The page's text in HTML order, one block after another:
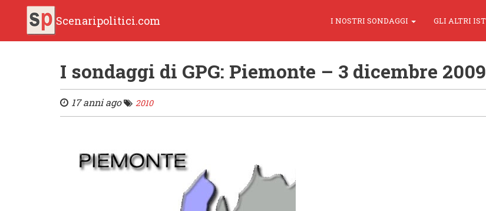
Scenaripolitici.com I NOSTRI SONDAGGI GLI ALTRI
I sondaggi di GPG: Piemonte – 3 dicembre 2009
17 anni ago 2010